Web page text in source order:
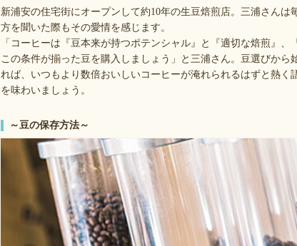
新浦安の住宅街にオープンして約10年の生豆焙煎店。三浦さん
方を聞いた際もその愛情を感じます。
「コーヒーは『豆本来が持つポテンシャル』と『適切な焙煎』
この条件が揃った豆を購入しましょう」と三浦さん。豆選びか
れば、いつもより数倍おいしいコーヒーが淹れられるはずと熱
を味わいましょう。
～豆の保存方法～